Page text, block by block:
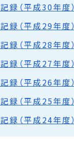
録（平成30年度）
録（平成29年度）
録（平成28年度）
録（平成27年度）
録（平成26年度）
録（平成25年度）
録（平成24年度）